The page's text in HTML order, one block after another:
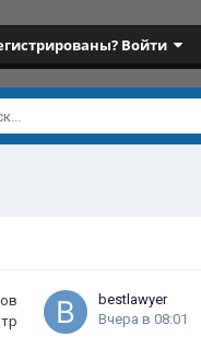
Войти
bestlawyer
Вчера в 08:01